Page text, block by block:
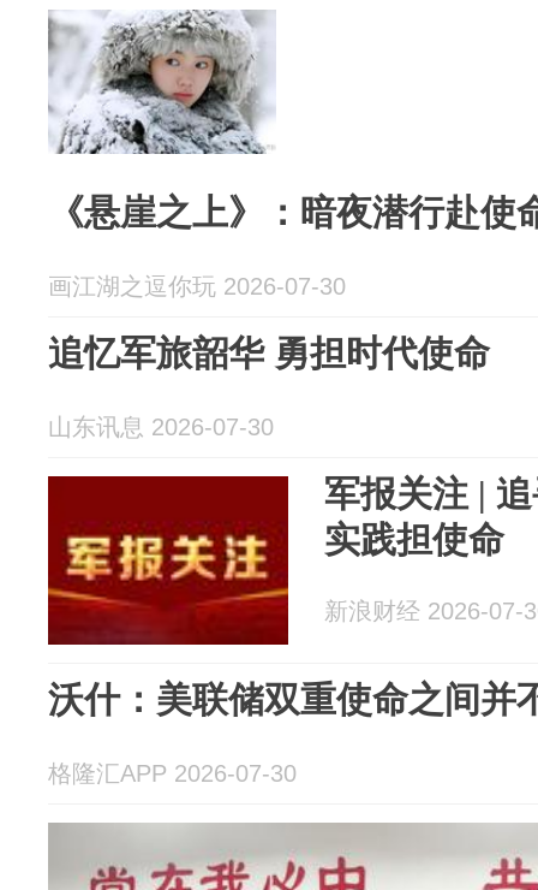
《悬崖之上》：暗夜潜行赴
画江湖之逗你玩 2026-07-30
追忆军旅韶华 勇担时代使命
山东讯息 2026-07-30
军报关注 |
实践担使命
新浪财经 2026-07-
沃什：美联储双重使命之间并
格隆汇APP 2026-07-30